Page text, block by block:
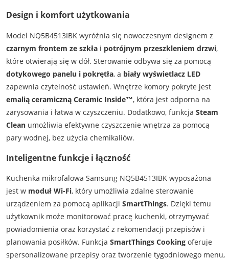
Design i komfort użytkowania
Model NQ5B4513IBK wyróżnia się nowoczesnym designem z
czarnym frontem ze szkłai potrójnym przeszkleniem drzwi,
które otwierają się w dół. Sterowanie odbywa się za pomocą
dotykowego panelu i pokrętła, a biały wyświetlacz LED
zapewnia czytelność ustawień. Wnętrze komory pokryte jest
emalią ceramiczną Ceramic Inside™, która jest odporna na
zarysowania i łatwa w czyszczeniu. Dodatkowo, funkcja Steam
Cleanumożliwia efektywne czyszczenie wnętrza za pomocą
pary wodnej, bez użycia chemikaliów.
Inteligentne funkcje i łączność
Kuchenka mikrofalowa Samsung NQ5B4513IBK wyposażona
jest w moduł Wi-Fi, który umożliwia zdalne sterowanie
urządzeniem za pomocą aplikacji SmartThings. Dzięki temu
użytkownik może monitorować pracę kuchenki, otrzymywać
powiadomienia oraz korzystać z rekomendacji przepisów i
planowania posiłków. Funkcja SmartThings Cookingoferuje
spersonalizowane przepisy oraz tworzenie tygodniowego menu,